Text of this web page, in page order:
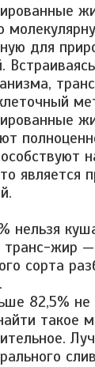
для
является
нельзя
транс-жир
сорта
82,5% не
такое